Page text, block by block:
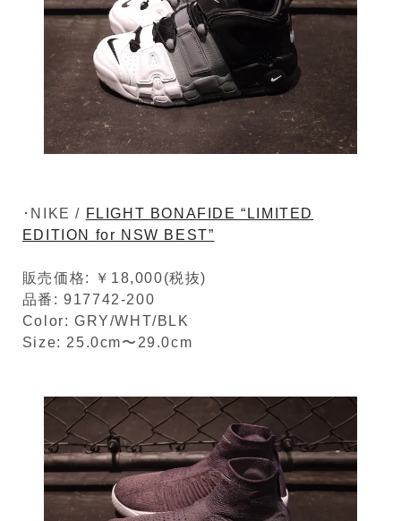
･NIKE / FLIGHT BONAFIDE “LIMITED
EDITION for NSW BEST”
販売価格: ￥18,000(税抜)
品番: 917742-200
Color: GRY/WHT/BLK
Size: 25.0cm〜29.0cm